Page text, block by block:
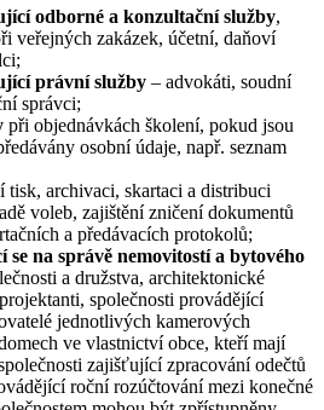
odborné a konzultační služby,
veřejných zakázek, účetní, daňoví
právní služby – advokáti, soudní
správci;
při objednávkách školení, pokud jsou
osobní údaje, např. seznam
archivaci, skartaci a distribuci
voleb, zajištění zničení dokumentů
a předávacích protokolů;
se na správě nemovitostí a bytového
a družstva, architektonické
společnosti provádějící
jednotlivých kamerových
ve vlastnictví obce, kteří mají
zajišťující zpracování odečtů
roční rozúčtování mezi konečné